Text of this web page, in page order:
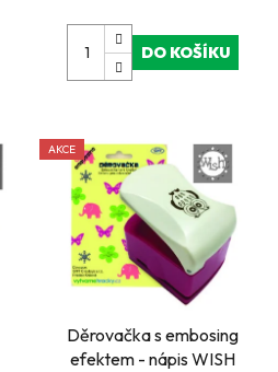
DO KOŠÍKU
AKCE
Děrovačka s embosing
efektem - nápis WISH